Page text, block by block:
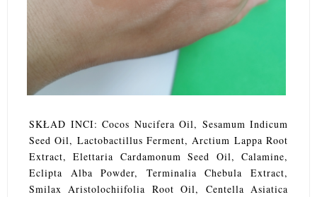
SKŁAD INCI: Cocos Nucifera Oil, Sesamum Indicum
Seed Oil, Lactobactillus Ferment, Arctium Lappa Root
Extract, Elettaria Cardamonum Seed Oil, Calamine,
Eclipta Alba Powder, Terminalia Chebula Extract,
Smilax Aristolochiifolia Root Oil, Centella Asiatica